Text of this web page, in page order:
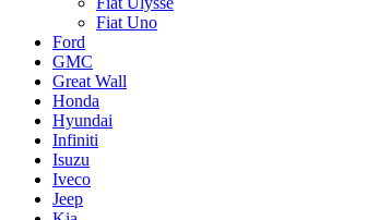
Fiat Uno
Ford
GMC
Great Wall
Honda
Hyundai
Infiniti
Isuzu
Iveco
Jeep